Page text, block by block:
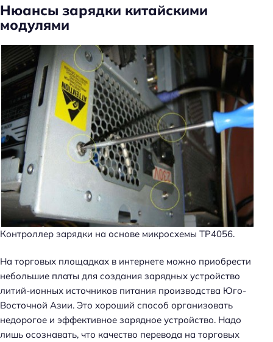
Нюансы зарядки китайскими
модулями
Контроллер зарядки на основе микросхемы TP4056.
На торговых площадках в интернете можно приобрести
небольшие платы для создания зарядных устройство
литий-ионных источников питания производства Юго-
Восточной Азии. Это хороший способ организовать
недорогое и эффективное зарядное устройство. Надо
лишь осознавать, что качество перевода на торговых